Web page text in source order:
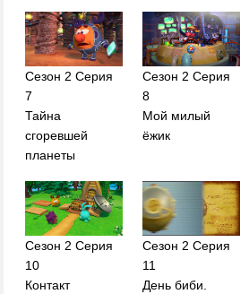
Сезон 2 Серия
7
Тайна
сгоревшей
планеты
Сезон 2 Серия
8
Мой милый
ёжик
Сезон 2 Серия
10
Контакт
Сезон 2 Серия
11
День биби.